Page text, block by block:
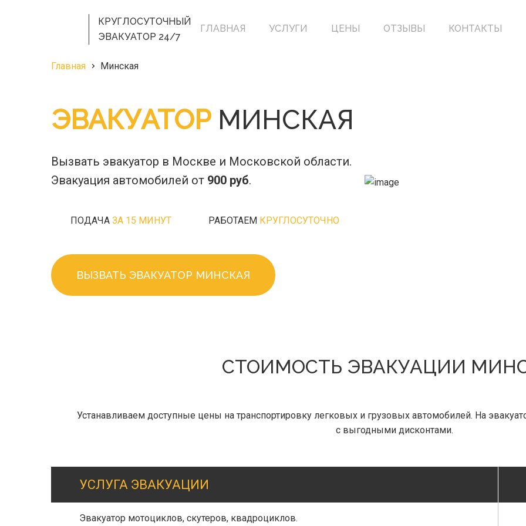
КРУГЛОСУТОЧНЫЙ
ЭВАКУАТОР 24/7
ГЛАВНАЯ УСЛУГИ ЦЕНЫ ОТЗЫВЫ КОНТАКТЫ
Главная Минская
ЭВАКУАТОРМИНСКАЯ
Вызвать эвакуатор в Москве и Московской области.
Эвакуация автомобилей от 900 руб.
ПОДАЧА ЗА 15 МИНУТ РАБОТАЕМ КРУГЛОСУТОЧНО
ВЫЗВАТЬ ЭВАКУАТОР МИНСКАЯ
СТОИМОСТЬ ЭВАКУАЦИИ
Устанавливаем доступные цены на транспортировку легковых и грузовых автомобилей. На
с выгодными дисконтами.
УСЛУГА ЭВАКУАЦИИ
Эвакуатор мотоциклов, скутеров, квадроциклов.